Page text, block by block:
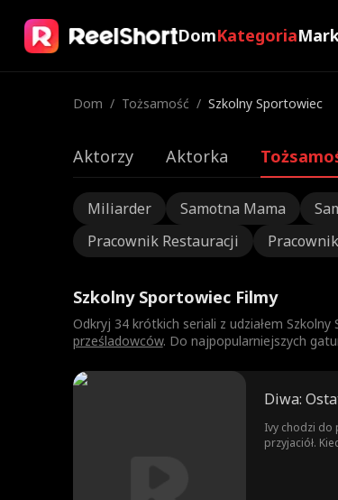
DomKategoria
Dom / Tożsamość / Szkolny Sportowiec
Aktorzy Aktorka
Miliarder Samotna Mama
Pracownik Restauracji
Szkolny Sportowiec Filmy
Odkryj 34 krótkich seriali z udziałem
prześladowców. Do najpopularniejszych
Diwa:
Ivy chodzi do
przyjaciół.